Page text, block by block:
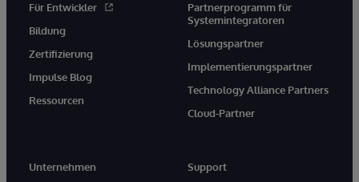
Für Entwickler
Bildung
Zertifizierung
Impulse Blog
Ressourcen
Partnerprogramm für
Systemintegratoren
Lösungspartner
Implementierungspartner
Technology Alliance Partners
Cloud-Partner
Unternehmen
Support